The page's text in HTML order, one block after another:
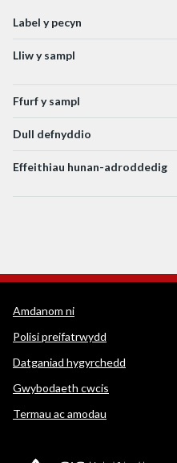
Label y pecyn
Lliw y sampl
Ffurf y sampl
Dull defnyddio
Effeithiau hunan-adroddedig
Dolenni cymorth
Amdanom ni
Polisi preifatrwydd
Datganiad hygyrchedd
Gwybodaeth cwcis
Termau ac amodau